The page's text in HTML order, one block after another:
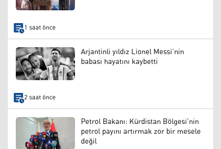
1 saat önce
Arjantinli yıldız Lionel Messi’nin
babası hayatını kaybetti
2 saat önce
Petrol Bakanı: Kürdistan Bölgesi’nin
petrol payını artırmak zor bir mesele
değil